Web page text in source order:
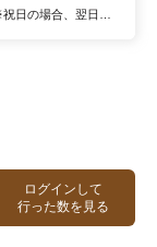
ログインして
行った数を見る